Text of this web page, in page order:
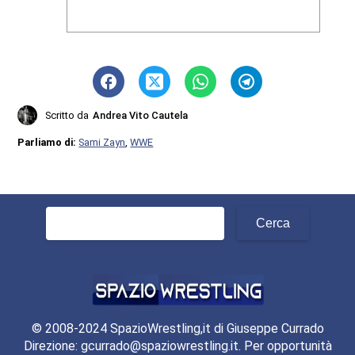
Scritto da Andrea Vito Cautela
Parliamo di:Sami Zayn ,WWE
© 2008-2024 SpazioWrestling,it di Giuseppe Currado
Direzione: gcurrado@spaziowrestling.it. Per opportunità